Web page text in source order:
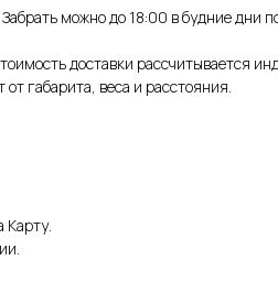
можно до 18:00 в будние дни
доставки рассчитывается
габарита, веса и расстояния.
Карту.